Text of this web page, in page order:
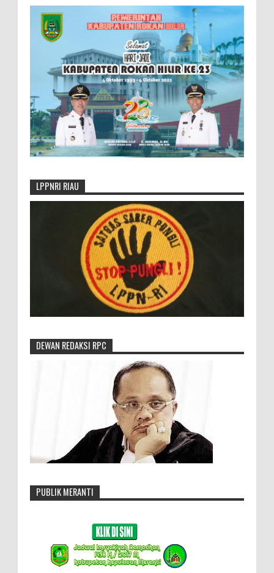
LPPNRI RIAU
DEWAN REDAKSI RPC
PUBLIK MERANTI